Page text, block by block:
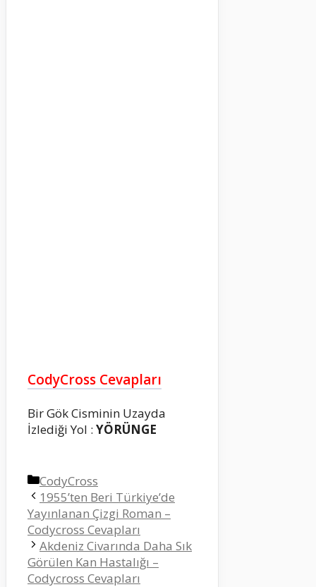
CodyCross Cevapları
Bir Gök Cisminin Uzayda
İzlediği Yol : YÖRÜNGE
Kategoriler
CodyCross
1955’ten Beri Türkiye’de
Yayınlanan Çizgi Roman –
Codycross Cevapları
Akdeniz Civarında Daha Sık
Görülen Kan Hastalığı –
Codycross Cevapları